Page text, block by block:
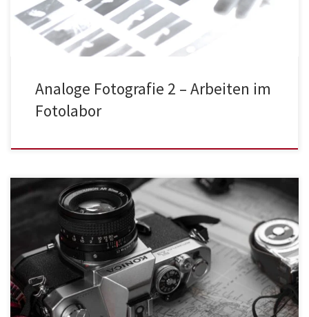
Analoge Fotografie 2 – Arbeiten im
Fotolabor